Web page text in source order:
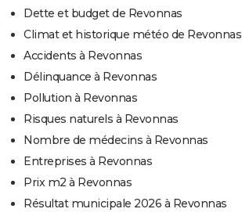
Dette et budget de Revonnas
Climat et historique météo de Revonnas
Accidents à Revonnas
Délinquance à Revonnas
Pollution à Revonnas
Risques naturels à Revonnas
Nombre de médecins à Revonnas
Entreprises à Revonnas
Prix m2 à Revonnas
Résultat municipale 2026 à Revonnas